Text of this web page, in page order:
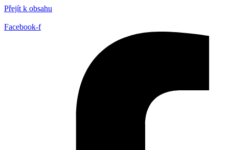
Přejít k obsahu
Facebook-f